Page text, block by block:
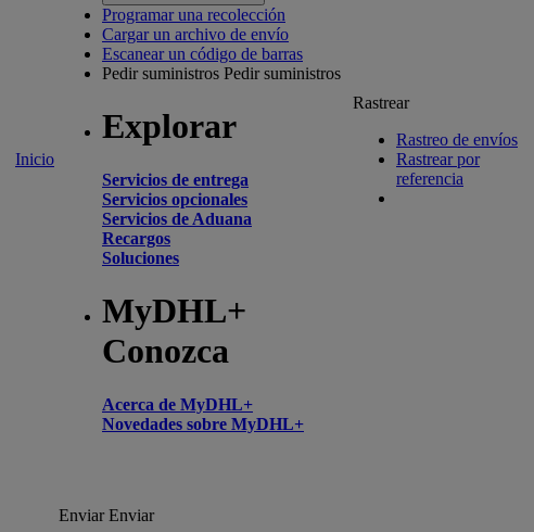
Inicio
Programar una recolección
Cargar un archivo de envío
Escanear un código de barras
Pedir suministros Pedir suministros
Explorar
Servicios de entrega
Servicios opcionales
Servicios de Aduana
Recargos
Soluciones
MyDHL+
Conozca
Acerca de MyDHL+
Novedades sobre MyDHL+
Rastrear
Rastreo de envíos
Rastrear por
referencia
EnviarEnviar